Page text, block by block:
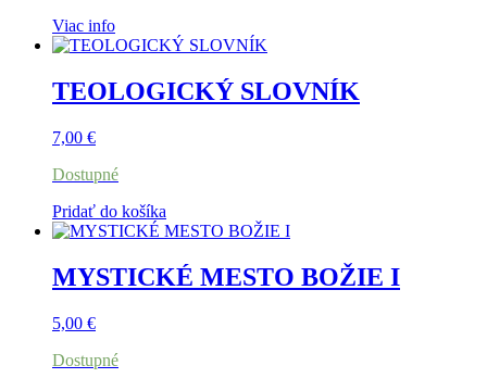
Viac info
TEOLOGICKÝ SLOVNÍK
7,00 €
Dostupné
Pridať do košíka
MYSTICKÉ MESTO BOŽIE I
5,00 €
Dostupné